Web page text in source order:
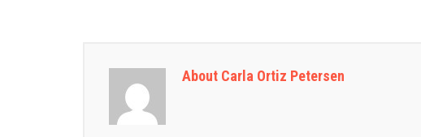
About Carla Ortiz Petersen